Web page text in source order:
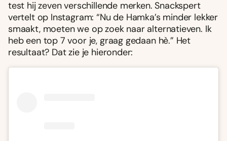
test hij zeven verschillende merken. Snackspert
vertelt op Instagram: “Nu de Hamka’s minder lekker
smaakt, moeten we op zoek naar alternatieven. Ik
heb een top 7 voor je, graag gedaan hè.” Het
resultaat? Dat zie je hieronder: